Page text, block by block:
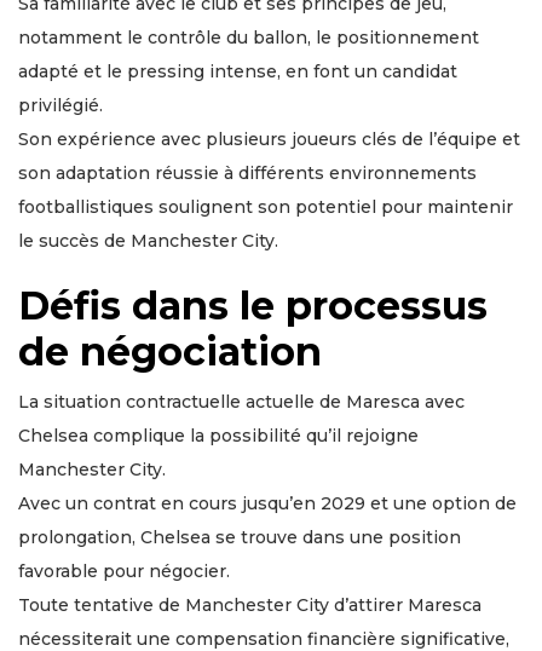
notamment le contrôle du ballon, le positionnement
adapté et le pressing intense, en font un candidat
privilégié.
Son expérience avec plusieurs joueurs clés de l’équipe et
son adaptation réussie à différents environnements
footballistiques soulignent son potentiel pour maintenir
le succès de Manchester City.
Défis dans le processus
de négociation
La situation contractuelle actuelle de Maresca avec
Chelsea complique la possibilité qu’il rejoigne
Manchester City.
Avec un contrat en cours jusqu’en 2029 et une option de
prolongation, Chelsea se trouve dans une position
favorable pour négocier.
Toute tentative de Manchester City d’attirer Maresca
nécessiterait une compensation financière significative,